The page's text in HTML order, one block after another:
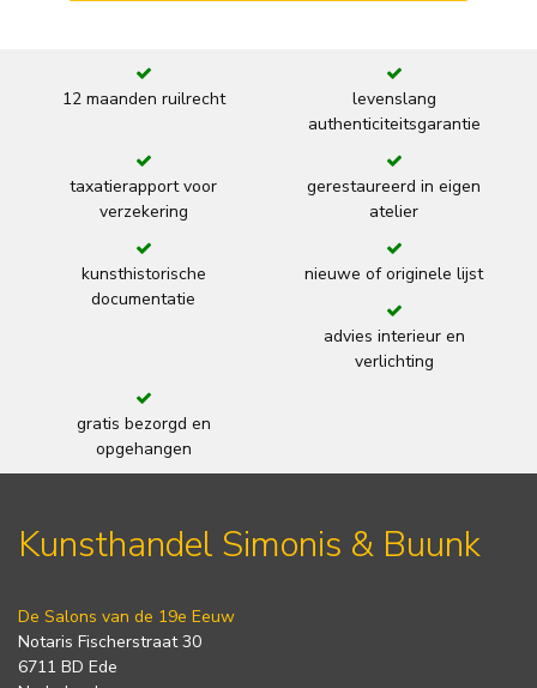
12 maanden ruilrecht
levenslang
authenticiteitsgarantie
taxatierapport voor
verzekering
gerestaureerd in eigen
atelier
kunsthistorische
documentatie
nieuwe of originele lijst
advies interieur en
verlichting
gratis bezorgd en
opgehangen
Kunsthandel Simonis & Buunk
De Salons van de 19e Eeuw
Notaris Fischerstraat 30
6711 BD Ede